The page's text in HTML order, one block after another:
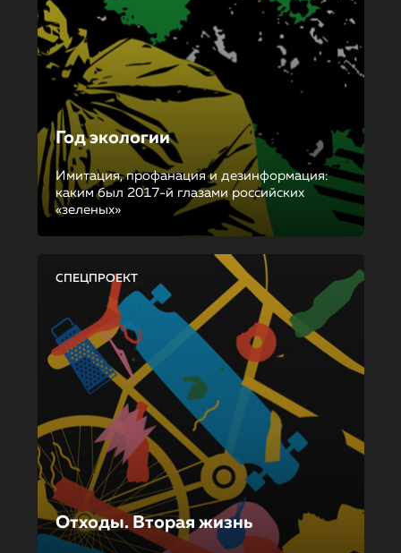
Год экологии
Имитация, профанация и дезинформация:
каким был 2017-й глазами российских
«зеленых»
СПЕЦПРОЕКТ
Отходы. Вторая жизнь